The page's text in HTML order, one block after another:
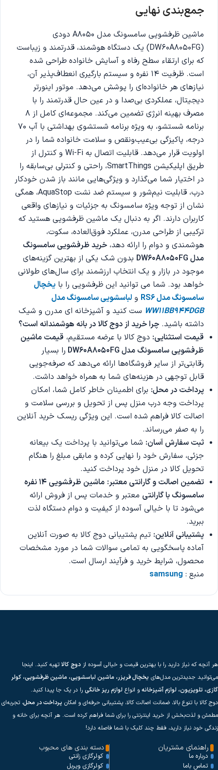
جمع‌بندی نهایی
ماشین ظرفشویی سامسونگ مدل A8050 دودی
(DW60A8050FG) یک دستگاه هوشمند، قدرتمند و زیباست
که برای ارتقاء سطح رفاه و آسایش خانواده طراحی شده
است. ظرفیت 14 نفره و سیستم بارگیری انعطاف‌پذیر آن،
نیازهای هر خانواده‌ای را پوشش می‌دهد. موتور اینورتر
دیجیتال، عملکردی بی‌صدا و در عین حال قدرتمند را با
مصرف بهینه انرژی تضمین می‌کند. مجموعه‌ای کامل از 8
برنامه شستشو، به ویژه برنامه شستشوی بهداشتی با آب 70
درجه، پاکیزگی بی‌عیب‌ونقص و سلامت خانواده شما را در
اولویت قرار می‌دهد. قابلیت اتصال به Wi-Fi و کنترل از
طریق اپلیکیشن SmartThings، راحتی و کنترلی بی‌سابقه را
در اختیار شما می‌گذارد و ویژگی‌هایی مانند باز شدن خودکار
درب، قابلیت نیم‌شور و سیستم ضد نشت AquaStop، همگی
نشان از توجه ویژه سامسونگ به جزئیات و نیازهای واقعی
کاربران دارند. اگر به دنبال یک ماشین ظرفشویی هستید که
ترکیبی از طراحی مدرن، عملکرد فوق‌العاده، سکوت،
هوشمندی و دوام را ارائه دهد، خرید ظرفشویی سامسونگ
مدل DW60A8050FG
بدون شک یکی از بهترین گزینه‌های
موجود در بازار و یک انتخاب ارزشمند برای سال‌های طولانی
خواهد بود. شما می توانید این ظرفشویی را با یخچال
سامسونگ مدل RS6
و لباسشویی سامسونگ مدل
WW11BB944DGB ست کنید و آشپزخانه ای مدرن و شیک
داشته باشید. چرا خرید از دوج کالا در بانه هوشمندانه است؟
قیمت استثنایی: دوج کالا با عرضه مستقیم، قیمت ماشین
ظرفشویی سامسونگ مدل DW60A8050FG
را بسیار
رقابتی‌تر از سایر فروشگاه‌ها ارائه می‌دهد که صرفه‌جویی
قابل توجهی در هزینه‌های شما به همراه خواهد داشت.
پرداخت در محل: برای اطمینان خاطر کامل شما، امکان
پرداخت وجه درب منزل پس از تحویل و بررسی سلامت و
اصالت کالا فراهم شده است. این ویژگی ریسک خرید آنلاین
را به صفر می‌رساند.
ثبت سفارش آسان: شما می‌توانید با پرداخت یک بیعانه
جزئی، سفارش خود را نهایی کرده و مابقی مبلغ را هنگام
تحویل کالا در منزل خود پرداخت کنید.
تضمین اصالت و گارانتی معتبر:
ماشین ظرفشویی 14 نفره
سامسونگبا گارانتی معتبر و خدمات پس از فروش ارائه
می‌شود تا با خیالی آسوده از کیفیت و دوام دستگاه لذت
ببرید.
پشتیبانی آنلاین: تیم پشتیبانی دوج کالا به صورت آنلاین
آماده پاسخگویی به تمامی سوالات شما در مورد مشخصات
محصول، شرایط خرید و فرآیند ارسال است.
منبع : samsung
هر آنچه که نیاز دارید را با بهترین قیمت و خیالی آسوده از دوج کالاتهیه کنید. اینجا
می‌توانید جدیدترین مدل‌های یخچال فریزر، ماشین لباسشویی، ماشین ظرفشویی، کولر
گازی، تلویزیون، لوازم آشپزخانه و انواع لوازم ریز خانگی را در یک جا پیدا کنید.
دوج کالا با تنوع بالا، ضمانت اصالت کالا، پشتیبانی حرفه‌ای و امکان پرداخت در محل، تجربه‌ای
مطمئن و لذت‌بخش از خرید اینترنتی را برای شما فراهم کرده است. هر آنچه برای خانه و
زندگی خود نیاز دارید، فقط چند کلیک با شما فاصله دارد!
راهنمای مشتریان
درباره ما
تماس باما
دسته بندی های محبوب
کولرگازی زانتی
کولرگازی ویربل